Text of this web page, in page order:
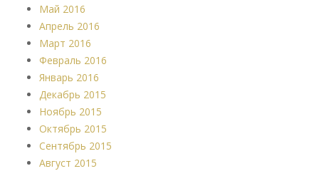
Май 2016
Апрель 2016
Март 2016
Февраль 2016
Январь 2016
Декабрь 2015
Ноябрь 2015
Октябрь 2015
Сентябрь 2015
Август 2015